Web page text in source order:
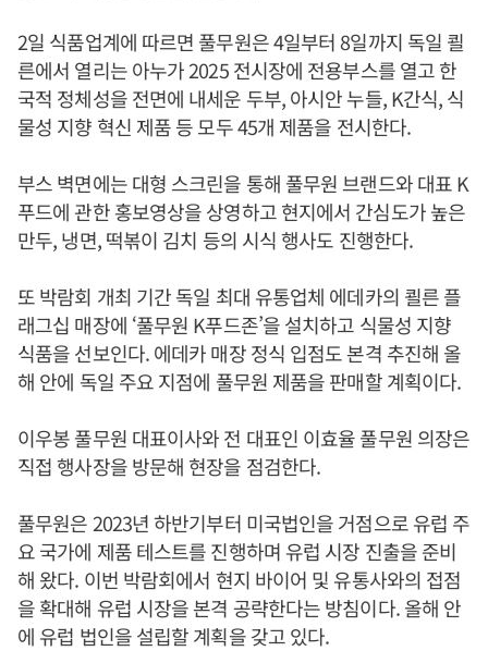
2일 식품업계에 따르면 풀무원은 4일부터 8일까지 독일 쾰
른에서 열리는 아누가 2025 전시장에 전용부스를 열고 한
국적 정체성을 전면에 내세운 두부, 아시안 누들, K간식, 식
물성 지향 혁신 제품 등 모두 45개 제품을 전시한다.
부스 벽면에는 대형 스크린을 통해 풀무원 브랜드와 대표 K
푸드에 관한 홍보영상을 상영하고 현지에서 간심도가 높은
만두, 냉면, 떡볶이 김치 등의 시식 행사도 진행한다.
또 박람회 개최 기간 독일 최대 유통업체 에데카의 쾰른 플
래그십 매장에 ‘풀무원 K푸드존’을 설치하고 식물성 지향
식품을 선보인다. 에데카 매장 정식 입점도 본격 추진해 올
해 안에 독일 주요 지점에 풀무원 제품을 판매할 계획이다.
이우봉 풀무원 대표이사와 전 대표인 이효율 풀무원 의장은
직접 행사장을 방문해 현장을 점검한다.
풀무원은 2023년 하반기부터 미국법인을 거점으로 유럽 주
요 국가에 제품 테스트를 진행하며 유럽 시장 진출을 준비
해 왔다. 이번 박람회에서 현지 바이어 및 유통사와의 접점
을 확대해 유럽 시장을 본격 공략한다는 방침이다. 올해 안
에 유럽 법인을 설립할 계획을 갖고 있다.